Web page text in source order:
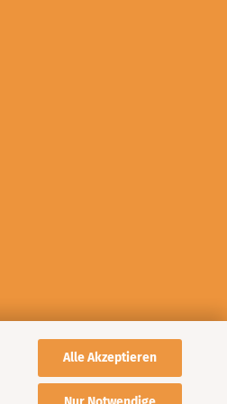
Alle Akzeptieren